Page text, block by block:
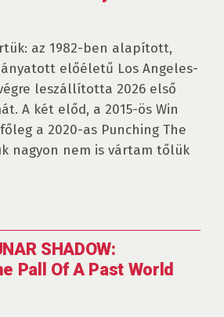
az 1982-ben alapított,
előéletű Los Angeles-
leszállította 2026 első
A két előd, a 2015-ös Win
a 2020-as Punching The
nagyon nem is vártam tőlük
SHADOW:
Pall Of A Past World